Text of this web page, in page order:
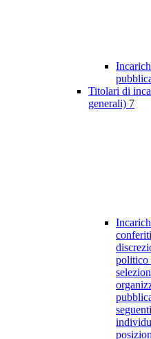
Titolari di
generali) 7
politico